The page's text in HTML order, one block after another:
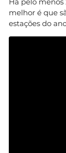
Há pelo menos
melhor é que
estações do